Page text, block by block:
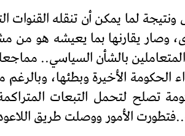
ونتيجة لما يمكن أن تنقله القنوات
وصار يقارنها بما يعيشه هو من
بالشأن السياسي..
الأخيرة وبطئها،
تصلح لتحمل التبعات
الأمور ووصلت طريق